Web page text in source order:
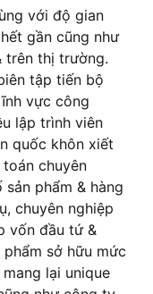
với độ gian
gần cũng như
trên thị trường.
tập tiến bộ
vực công
lập trình viên
quốc khôn xiết
chuyên
phẩm & hàng
chuyên nghiệp
vốn đầu tứ &
sở hữu mức
lại unique